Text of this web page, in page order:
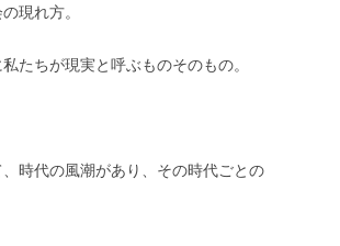
現れ方。
たちが現実と呼ぶものそのもの。
時代の風潮があり、その時代ごとの